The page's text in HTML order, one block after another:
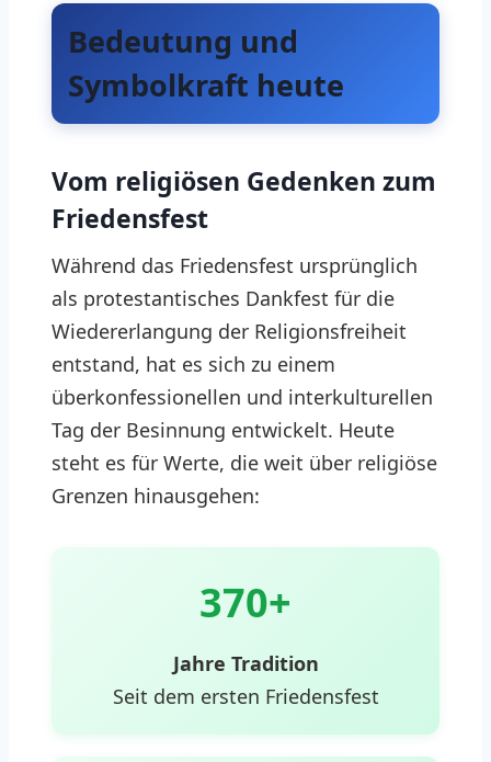
Bedeutung und
Symbolkraft heute
Vom religiösen Gedenken zum
Friedensfest
Während das Friedensfest ursprünglich
als protestantisches Dankfest für die
Wiedererlangung der Religionsfreiheit
entstand, hat es sich zu einem
überkonfessionellen und interkulturellen
Tag der Besinnung entwickelt. Heute
steht es für Werte, die weit über religiöse
Grenzen hinausgehen:
370+
Jahre Tradition
Seit dem ersten Friedensfest